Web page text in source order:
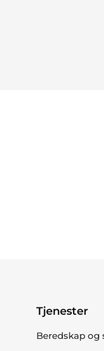
Tjenester
Beredskap og